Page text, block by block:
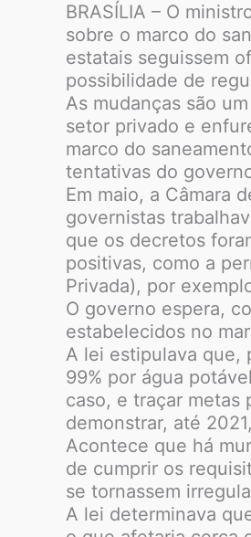
BRASÍLIA – O
sobre o marco do
estatais seguissem
possibilidade de
As mudanças são
setor privado e
marco do
tentativas do
Em maio, a Câmara
governistas
que os decretos
positivas, como a
Privada), por
O governo espera,
estabelecidos no
A lei estipulava que,
99% por água
caso, e traçar metas
demonstrar, até
Acontece que há
de cumprir os
se tornassem
A lei determinava